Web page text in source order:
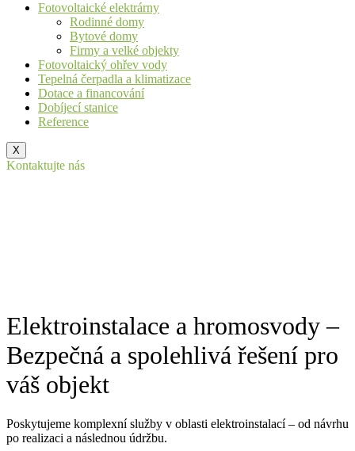
Fotovoltaické elektrárny
Rodinné domy
Bytové domy
Firmy a velké objekty
Fotovoltaický ohřev vody
Tepelná čerpadla a klimatizace
Dotace a financování
Dobíjecí stanice
Reference
X
Kontaktujte nás
Elektroinstalace a hromosvody –
Bezpečná a spolehlivá řešení pro
váš objekt
Poskytujeme komplexní služby v oblasti elektroinstalací – od návrhu
po realizaci a následnou údržbu.